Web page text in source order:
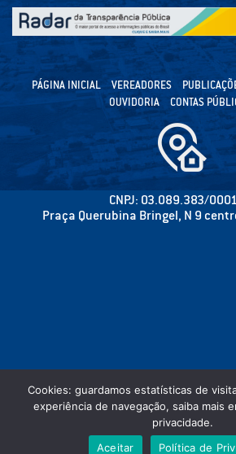
PÁGINA INICIAL VEREADORES
OUVIDORIA
CONTAS
CNPJ: 03.089.383/
Praça Querubina Bringel, N 9
©2020 CÂMARA MUNICIPAL DE PENAFORTE -
DIREITOS RESERVADOS.
Cookies: guardamos estatísticas de
experiência de navegação, saiba mais
privacidade.
Aceitar
Política de